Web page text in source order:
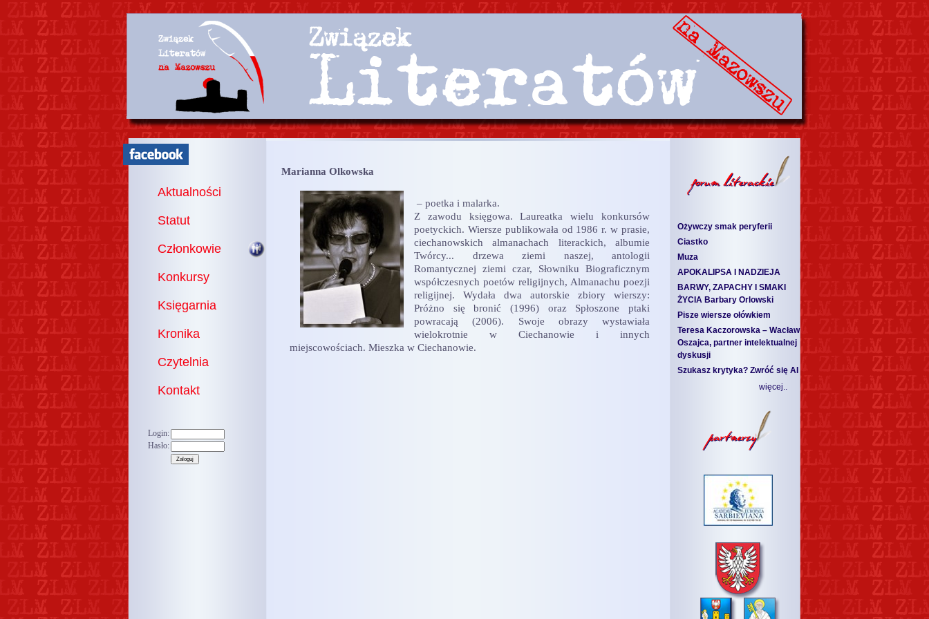
Aktualności
Statut
Członkowie
Konkursy
Księgarnia
Kronika
Czytelnia
Kontakt
Login:
Hasło:
Ożywczy smak peryferii
Ciastko
Muza
APOKALIPSA I NADZIEJA
BARWY, ZAPACHY I SMAKI
ŻYCIA Barbary Orlowski
Pisze wiersze ołówkiem
Teresa Kaczorowska – Wacław
Oszajca, partner intelektualnej
dyskusji
Szukasz krytyka? Zwróć się AI
więcej..
Marianna Olkowska
– poetka i malarka.
Z zawodu księgowa. Laureatka wielu konkursów
poetyckich. Wiersze publikowała od 1986 r. w prasie,
ciechanowskich almanachach literackich, albumie
Twórcy... drzewa ziemi naszej, antologii
Romantycznej ziemi czar, Słowniku Biograficznym
współczesnych poetów religijnych, Almanachu poezji
religijnej. Wydała dwa autorskie zbiory wierszy:
Próżno się bronić (1996) oraz Spłoszone ptaki
powracają (2006). Swoje obrazy wystawiała
wielokrotnie w Ciechanowie i innych
miejscowościach. Mieszka w Ciechanowie.